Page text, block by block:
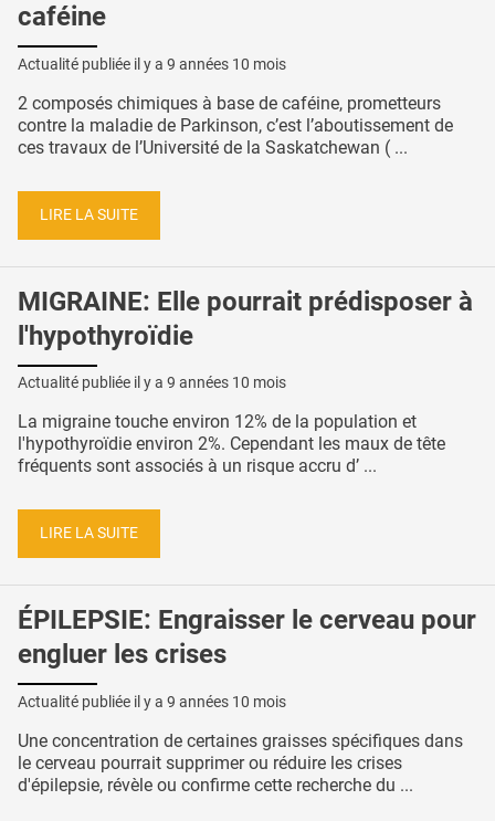
caféine
Actualité publiée il y a 9 années 10 mois
2 composés chimiques à base de caféine, prometteurs
contre la maladie de Parkinson, c’est l’aboutissement de
ces travaux de l’Université de la Saskatchewan ( ...
LIRE LA SUITE
MIGRAINE: Elle pourrait prédisposer à
l'hypothyroïdie
Actualité publiée il y a 9 années 10 mois
La migraine touche environ 12% de la population et
l'hypothyroïdie environ 2%. Cependant les maux de tête
fréquents sont associés à un risque accru d’ ...
LIRE LA SUITE
ÉPILEPSIE: Engraisser le cerveau pour
engluer les crises
Actualité publiée il y a 9 années 10 mois
Une concentration de certaines graisses spécifiques dans
le cerveau pourrait supprimer ou réduire les crises
d'épilepsie, révèle ou confirme cette recherche du ...